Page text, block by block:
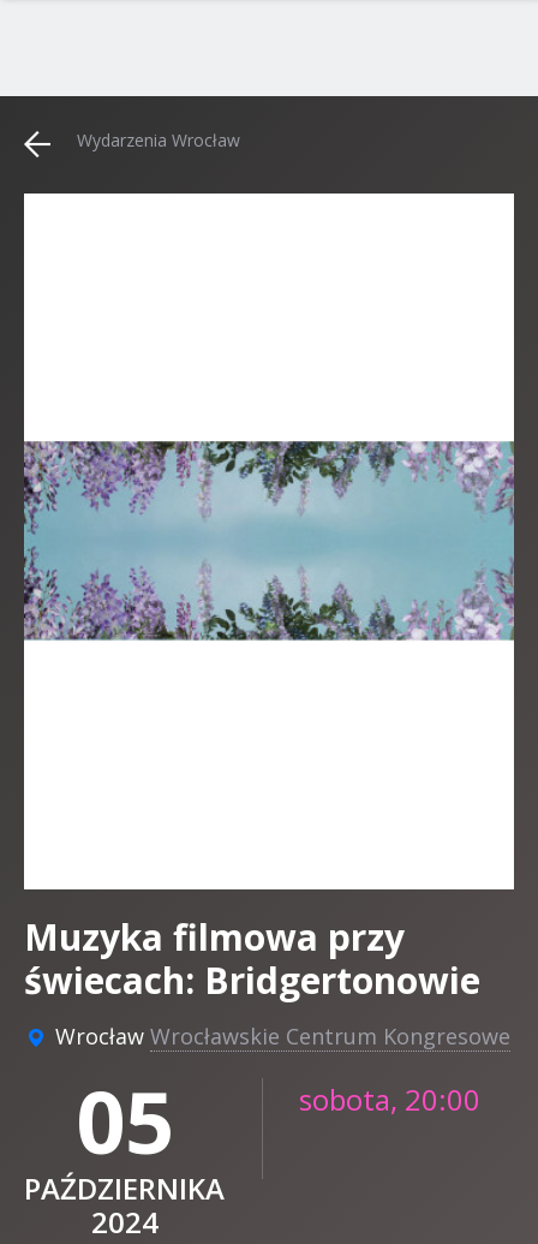
Wydarzenia Wrocław
Muzyka filmowa przy
świecach: Bridgertonowie
Wrocław Wrocławskie Centrum Kongresowe
05
PAŹDZIERNIKA
2024
sobota, 20:00